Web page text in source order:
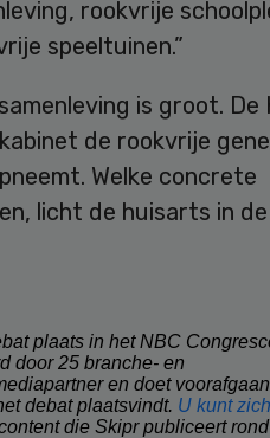
rookvrije
speeltuinen.”
is groot. De
de rookvrije
Welke concrete
licht de huisarts in
plaats in het NBC
door 25 branche- en
en doet
debat plaatsvindt. U kunt
die Skipr publiceert